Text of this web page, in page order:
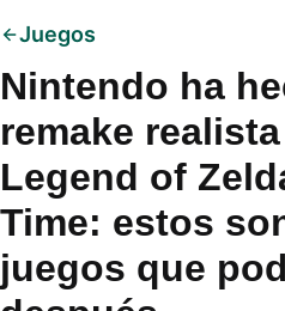
Juegos
Nintendo ha
remake
Legend of
Time: estos
juegos que